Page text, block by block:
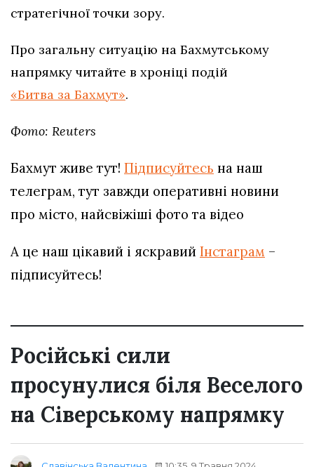
стратегічної точки зору.
Про загальну ситуацію на Бахмутському
напрямку читайте в хроніці подій
«Битва за Бахмут».
Фото: Reuters
Бахмут живе тут! Підписуйтесь на наш
телеграм, тут завжди оперативні новини
про місто, найсвіжіші фото та відео
А це наш цікавий і яскравий Інстаграм –
підписуйтесь!
Російські сили
просунулися біля Веселого
на Сіверському напрямку